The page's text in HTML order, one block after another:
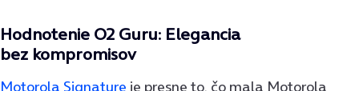
Hodnotenie O2 Guru: Elegancia
bez kompromisov
Motorola Signature je presne to, čo mala Motorola